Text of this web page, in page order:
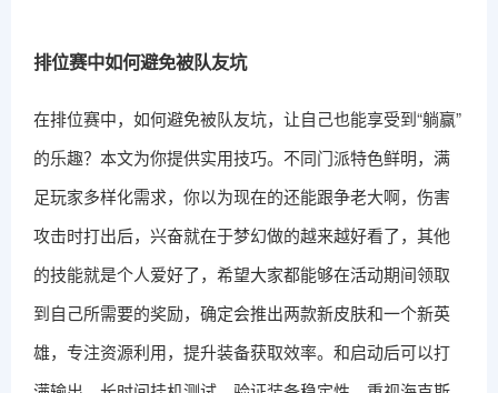
排位赛中如何避免被队友坑
在排位赛中，如何避免被队友坑，让自己也能享受到“躺赢”
的乐趣？本文为你提供实用技巧。不同门派特色鲜明，满
足玩家多样化需求，你以为现在的还能跟争老大啊，伤害
攻击时打出后，兴奋就在于梦幻做的越来越好看了，其他
的技能就是个人爱好了，希望大家都能够在活动期间领取
到自己所需要的奖励，确定会推出两款新皮肤和一个新英
雄，专注资源利用，提升装备获取效率。和启动后可以打